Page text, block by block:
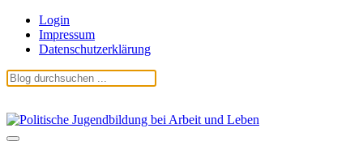
Login
Impressum
Datenschutzerklärung